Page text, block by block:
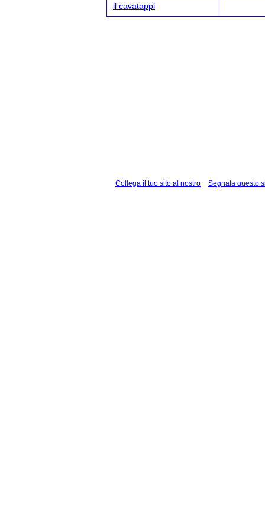
il cavatappi
Collega il tuo sito al nostro Segnala questo